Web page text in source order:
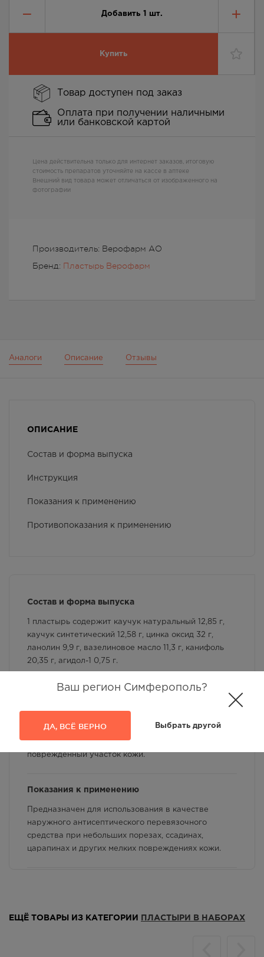
Ваш регион Симферополь?
ДА, ВСЁ ВЕРНО Выбрать другой
Добавить 1 шт.
Купить
Производитель: Верофарм АО
Бренд: Пластырь Верофарм
Товар доступен под заказ
Оплата при получении наличными
или банковской картой
Цена действительна только для интернет заказов, итоговую
стоимость препаратов уточняйте на кассе в аптеке
Внешний вид товара может отличаться от изображенного на
фотографии
Аналоги Описание Отзывы
ОПИСАНИЕ
Состав и форма выпуска
Инструкция
Показания к применению
Противопоказания к применению
Состав и форма выпуска
1 пластырь содержит каучук натуральный 12,85 г,
каучук синтетический 12,58 г, цинка оксид 32 г,
ланолин 9,9 г, вазелиновое масло 11,3 г, канифоль
20,35 г, агидол-1 0,75 г.
защитную пленку, не прикасаясь пальцами к
бинтовой прокладке, и прикладывают на
поврежденный участок кожи.
Показания к применению
Предназначен для использования в качестве
наружного антисептического перевязочного
средства при небольших порезах, ссадинах,
царапинах и других мелких повреждениях кожи.
ЕЩЁ ТОВАРЫ ИЗ КАТЕГОРИИ ПЛАСТЫРИ В НАБОРАХ